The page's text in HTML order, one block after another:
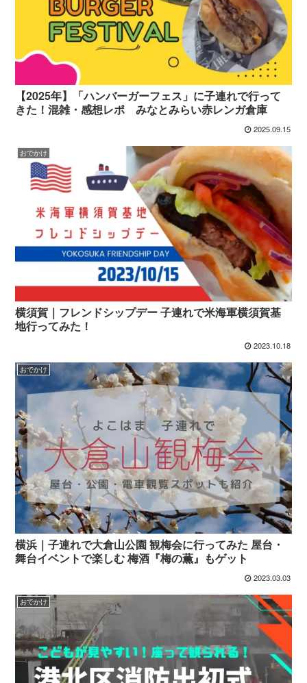
【2025年】「ハンバーガーフェス」に子連れで行って
きた！混雑・感想レポ みなとみらい赤レンガ倉庫
2025.09.15
おでかけ
横須賀｜フレンドシップデー 子連れで米海軍横須賀基
地行ってみた！
2023.10.18
おでかけ
横浜｜子連れで大倉山公園 観梅会に行ってみた 屋台・
舞台イベントで楽しむ 梅酒『梅の薫』もゲット
2023.03.03
おでかけ